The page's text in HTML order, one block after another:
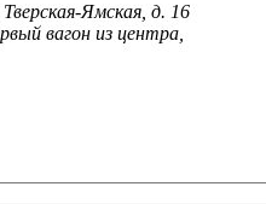
Ямская, д. 16
вагон из центра,